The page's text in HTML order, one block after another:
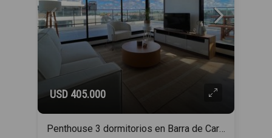
USD 405.000
Penthouse 3 dormitorios en Barra de Carrasco